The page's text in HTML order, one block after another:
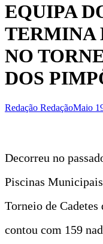
EQUIPA
TERMINA
NO
DOS
Redação RedaçãoMaio
Decorreu no
Piscinas
Torneio de
contou com 159